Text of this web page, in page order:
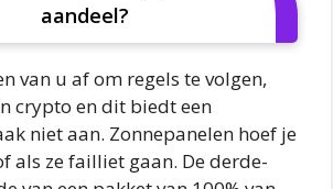
aandeel?
van u af om regels te volgen,
crypto en dit biedt een
niet aan. Zonnepanelen hoef je
als ze failliet gaan. De derde-